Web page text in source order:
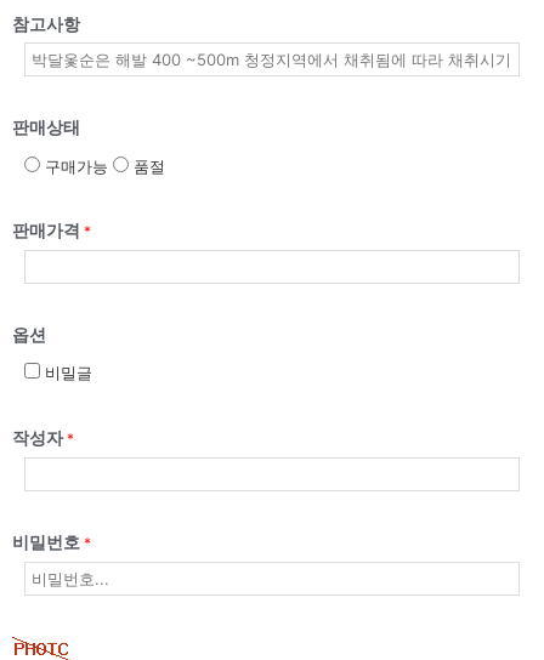
참고사항
판매상태
구매가능 품절
판매가격 *
옵션
비밀글
작성자 *
비밀번호 *